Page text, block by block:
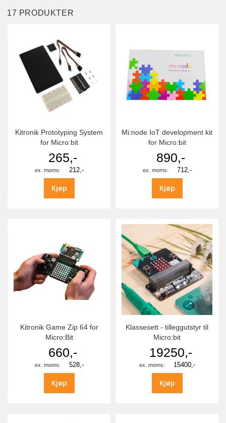
17 PRODUKTER
Kitronik Prototyping System
for Micro:bit
265,-
212,-
Kjøp
Mi:node IoT development kit
for Micro:bit
890,-
712,-
Kjøp
Kitronik Game Zip 64 for
Micro:Bit
660,-
528,-
Kjøp
Klassesett - tilleggutstyr til
Micro:bit
19250,-
15400,-
Kjøp